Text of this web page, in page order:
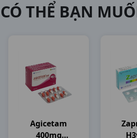
CÓ THỂ BẠN
Agicetam
400mg